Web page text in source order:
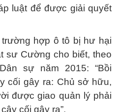
luật để được giải quyết
hợp ô tô bị hư hại
sư Cường cho biết, theo
sự năm 2015: “Bồi
cối gây ra: Chủ sở hữu,
được giao quản lý phải
cối gây ra”.